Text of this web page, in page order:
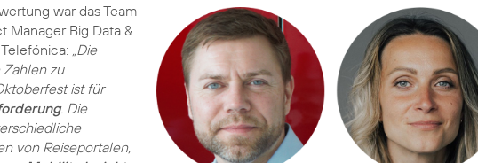
war das Team
Manager Big Data &
Telefónica: „Die
zu
ist für
. Die
von Reiseportalen,